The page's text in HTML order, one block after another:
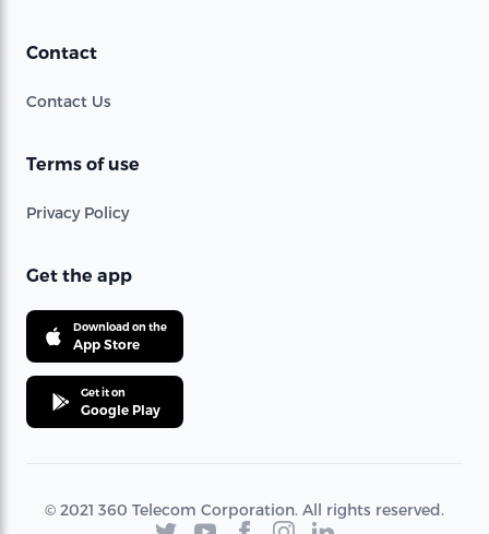
Contact
Contact Us
Terms of use
Privacy Policy
Get the app
Download on the
App Store
Get it on
Google Play
© 2021 360 Telecom Corporation. All rights reserved.